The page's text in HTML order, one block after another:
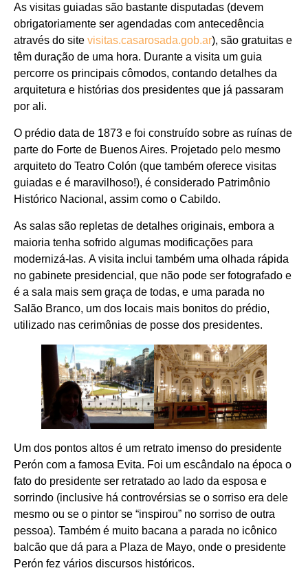
As visitas guiadas são bastante disputadas (devem
obrigatoriamente ser agendadas com antecedência
através do site visitas.casarosada.gob.ar), são gratuitas e
têm duração de uma hora. Durante a visita um guia
percorre os principais cômodos, contando detalhes da
arquitetura e histórias dos presidentes que já passaram
por ali.
O prédio data de 1873 e foi construído sobre as ruínas de
parte do Forte de Buenos Aires. Projetado pelo mesmo
arquiteto do Teatro Colón (que também oferece visitas
guiadas e é maravilhoso!), é considerado Patrimônio
Histórico Nacional, assim como o Cabildo.
As salas são repletas de detalhes originais, embora a
maioria tenha sofrido algumas modificações para
modernizá-las. A visita inclui também uma olhada rápida
no gabinete presidencial, que não pode ser fotografado e
é a sala mais sem graça de todas, e uma parada no
Salão Branco, um dos locais mais bonitos do prédio,
utilizado nas cerimônias de posse dos presidentes.
Um dos pontos altos é um retrato imenso do presidente
Perón com a famosa Evita. Foi um escândalo na época o
fato do presidente ser retratado ao lado da esposa e
sorrindo (inclusive há controvérsias se o sorriso era dele
mesmo ou se o pintor se “inspirou” no sorriso de outra
pessoa). Também é muito bacana a parada no icônico
balcão que dá para a Plaza de Mayo, onde o presidente
Perón fez vários discursos históricos.